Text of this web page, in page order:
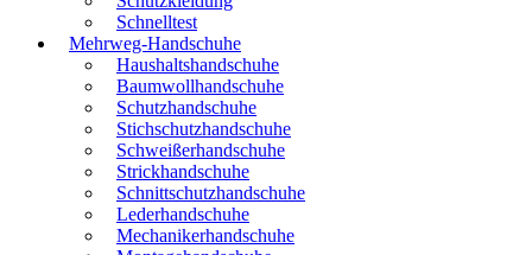
Schnelltest
Mehrweg-Handschuhe
Haushaltshandschuhe
Baumwollhandschuhe
Schutzhandschuhe
Stichschutzhandschuhe
Schweißerhandschuhe
Strickhandschuhe
Schnittschutzhandschuhe
Lederhandschuhe
Mechanikerhandschuhe